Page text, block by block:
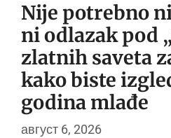
Nije potrebno
ni odlazak pod
zlatnih saveta
kako biste
godina mlađe
август 6, 2026